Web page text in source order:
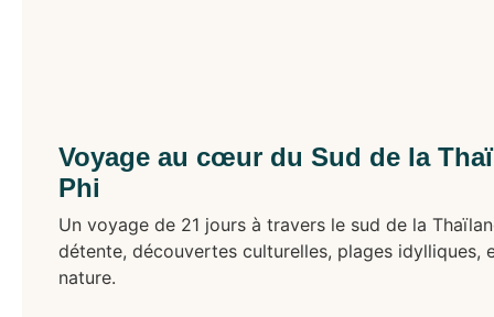
Voyage au cœur du Sud de la
Phi
Un voyage de 21 jours à travers le sud de la
détente, découvertes culturelles, plages idylliques,
nature.